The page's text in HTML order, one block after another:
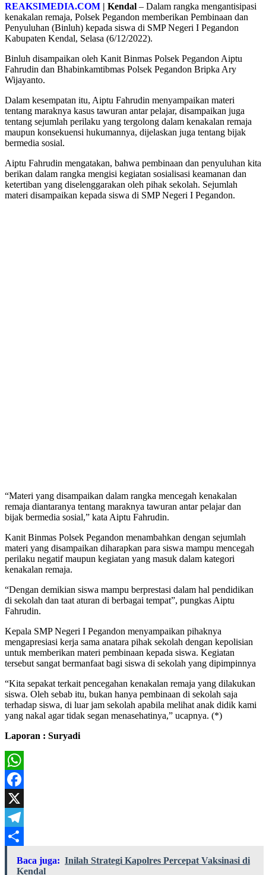
REAKSIMEDIA.COM | Kendal – Dalam rangka mengantisipasi
kenakalan remaja, Polsek Pegandon memberikan Pembinaan dan
Penyuluhan (Binluh) kepada siswa di SMP Negeri I Pegandon
Kabupaten Kendal, Selasa (6/12/2022).
Binluh disampaikan oleh Kanit Binmas Polsek Pegandon Aiptu
Fahrudin dan Bhabinkamtibmas Polsek Pegandon Bripka Ary
Wijayanto.
Dalam kesempatan itu, Aiptu Fahrudin menyampaikan materi
tentang maraknya kasus tawuran antar pelajar, disampaikan juga
tentang sejumlah perilaku yang tergolong dalam kenakalan remaja
maupun konsekuensi hukumannya, dijelaskan juga tentang bijak
bermedia sosial.
Aiptu Fahrudin mengatakan, bahwa pembinaan dan penyuluhan kita
berikan dalam rangka mengisi kegiatan sosialisasi keamanan dan
ketertiban yang diselenggarakan oleh pihak sekolah. Sejumlah
materi disampaikan kepada siswa di SMP Negeri I Pegandon.
“Materi yang disampaikan dalam rangka mencegah kenakalan
remaja diantaranya tentang maraknya tawuran antar pelajar dan
bijak bermedia sosial,” kata Aiptu Fahrudin.
Kanit Binmas Polsek Pegandon menambahkan dengan sejumlah
materi yang disampaikan diharapkan para siswa mampu mencegah
perilaku negatif maupun kegiatan yang masuk dalam kategori
kenakalan remaja.
“Dengan demikian siswa mampu berprestasi dalam hal pendidikan
di sekolah dan taat aturan di berbagai tempat”, pungkas Aiptu
Fahrudin.
Kepala SMP Negeri I Pegandon menyampaikan pihaknya
mengapresiasi kerja sama anatara pihak sekolah dengan kepolisian
untuk memberikan materi pembinaan kepada siswa. Kegiatan
tersebut sangat bermanfaat bagi siswa di sekolah yang dipimpinnya
“Kita sepakat terkait pencegahan kenakalan remaja yang dilakukan
siswa. Oleh sebab itu, bukan hanya pembinaan di sekolah saja
terhadap siswa, di luar jam sekolah apabila melihat anak didik kami
yang nakal agar tidak segan menasehatinya,” ucapnya. (*)
Laporan : Suryadi
WhatsApp
Facebook
X
Telegram
Share
Baca juga: Inilah Strategi Kapolres Percepat Vaksinasi di
Kendal